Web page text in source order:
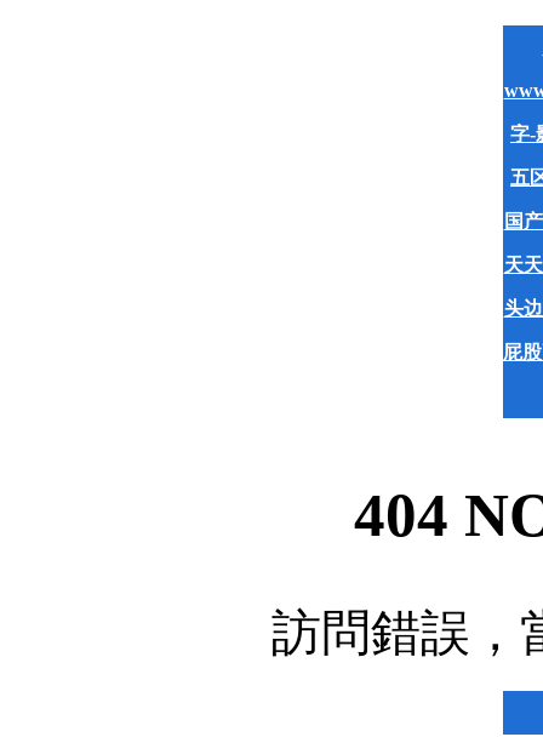
字-
五
国
天
头
屁
404
訪問錯誤，